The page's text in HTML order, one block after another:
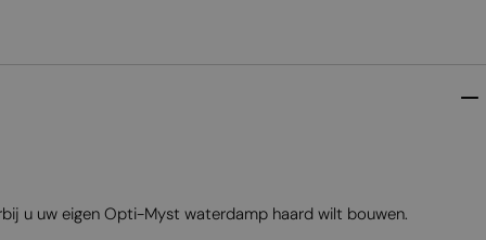
u uw eigen Opti-Myst waterdamp haard wilt bouwen.